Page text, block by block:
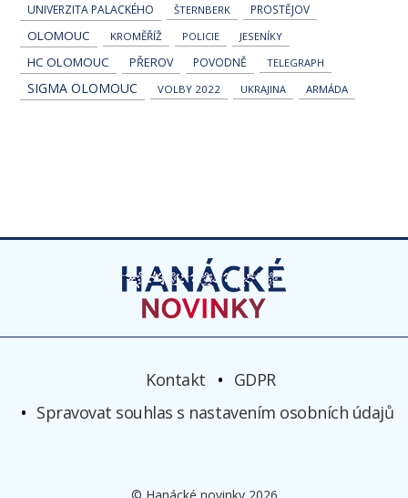
UNIVERZITA PALACKÉHO ŠTERNBERK PROSTĚJOV
OLOMOUC KROMĚŘÍŽ POLICIE JESENÍKY
HC OLOMOUC PŘEROV POVODNĚ TELEGRAPH
SIGMA OLOMOUC VOLBY 2022 UKRAJINA ARMÁDA
Kontakt
GDPR
Spravovat souhlas s nastavením osobních údajů